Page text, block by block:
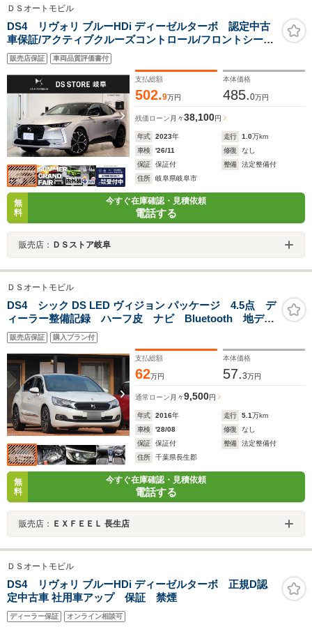
ＤＳオートモビル
DS4 リヴォリ ブルーHDi ディーゼルターボ 認定中古
車保証/アクティブクルーズコントロール/フロントシート
ヒーター/フロントシートベンチレーション/ステアリング
ヒーター/10インチタッチスクリーン/1オーナー/禁煙車
販売店保証 車両品質評価書付
支払総額
502.9万円
本体価格
485.0万円
残価ローン 月々38,100円
年式 2023年 走行 1.0万km
車検
'26/11 修復
なし
保証
保証付 整備
法定整備付
住所
岐阜県岐阜市
無
料
今すぐ在庫確認・見積依頼
電話する
販売店： ＤＳストア岐阜
ＤＳオートモビル
DS4 シック DS LED ヴィジョン パッケージ 4.5点 デ
ィーラー整備記録 ハーフ皮 ナビ Bluetooth 地デ
ジ バックモニター USB ETC プッシュスタート
取説 保証書 メンテナンスノート 法定24ヵ月点検
エンジンオイル交換
販売店保証 購入プラン付
支払総額
62万円
本体価格
57.3万円
通常ローン 月々9,500円
年式 2016年 走行 5.1万km
車検
'28/08 修復
なし
保証
保証付 整備
法定整備付
住所
千葉県長生郡
無
料
今すぐ在庫確認・見積依頼
電話する
販売店： ＥＸＦＥＥＬ 長生店
ＤＳオートモビル
DS4 リヴォリ ブルーHDi ディーゼルターボ 正規D認
定中古車 社用車アップ 保証 禁煙
ディーラー保証 オンライン相談可